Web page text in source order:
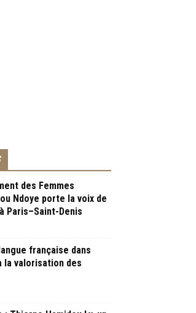
des Femmes
Ndoye porte la voix de
Paris–Saint-Denis
française dans
la valorisation des